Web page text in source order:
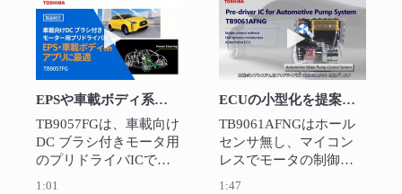
ＳＰを活用して、高効
率なＨＶＡＣシステム
が構築可能です。
ます。 また、各種異常
検出機能の動作を診断
する為のABIST/LBIST
機能を搭載していま
す。
動画を再生 EPSや車載ボディ系アプリに適
EPSや車載ボディ系アプリに適したHブリッジ･プリドライバIC TB9057FG
TB9057FGは、車載向け
DC ブラシ付きモータ用
のプリドライバICで
1:01
動画を再生
ECUの小型化を提案するBLDCセンサレスモータプリドライバIC TB9061AFNG
TB9061AFNGはホール
センサ無し、マイコン
レスでモータの制御が
1:47